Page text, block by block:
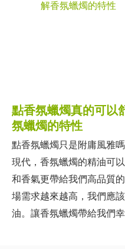
點香氛蠟燭真的可以
氛蠟燭的特性
點香氛蠟燭只是附庸風雅
現代，香氛蠟燭的精油可
和香氣更帶給我們高品質
場需求越來越高，我們應
油。讓香氛蠟燭帶給我們